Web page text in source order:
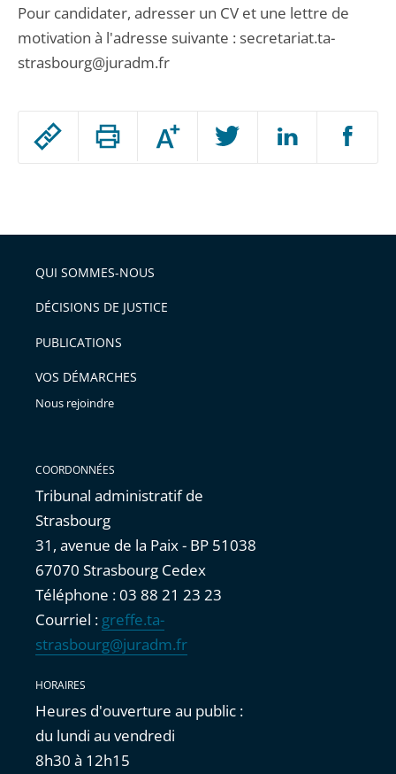
Passer
arriver
après
Augmenter
ou
l'article
pour
avant
Pour candidater, adresser un CV et une lettre de
motivation à l'adresse suivante : secretariat.ta-
strasbourg@juradm.fr
QUI SOMMES-NOUS
DÉCISIONS DE JUSTICE
PUBLICATIONS
VOS DÉMARCHES
Nous rejoindre
COORDONNÉES
Tribunal administratif de
Strasbourg
31, avenue de la Paix - BP 51038
67070 Strasbourg Cedex
Téléphone : 03 88 21 23 23
Courriel : greffe.ta-
strasbourg@juradm.fr
HORAIRES
Heures d'ouverture au public :
du lundi au vendredi
8h30 à 12h15